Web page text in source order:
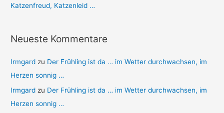
Katzenfreud, Katzenleid …
Neueste Kommentare
Irmgard zu Der Frühling ist da … im Wetter durchwachsen, im
Herzen sonnig …
Irmgard zu Der Frühling ist da … im Wetter durchwachsen, im
Herzen sonnig …